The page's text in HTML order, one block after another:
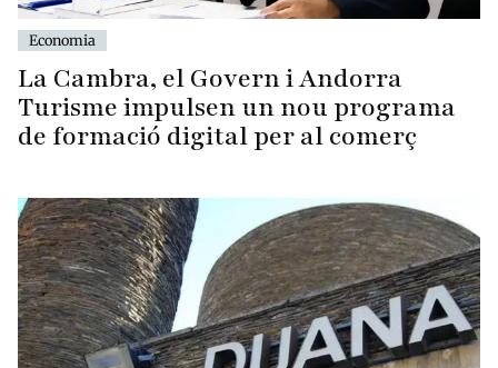
Economia
La Cambra, el Govern i Andorra
Turisme impulsen un nou programa
de formació digital per al comerç